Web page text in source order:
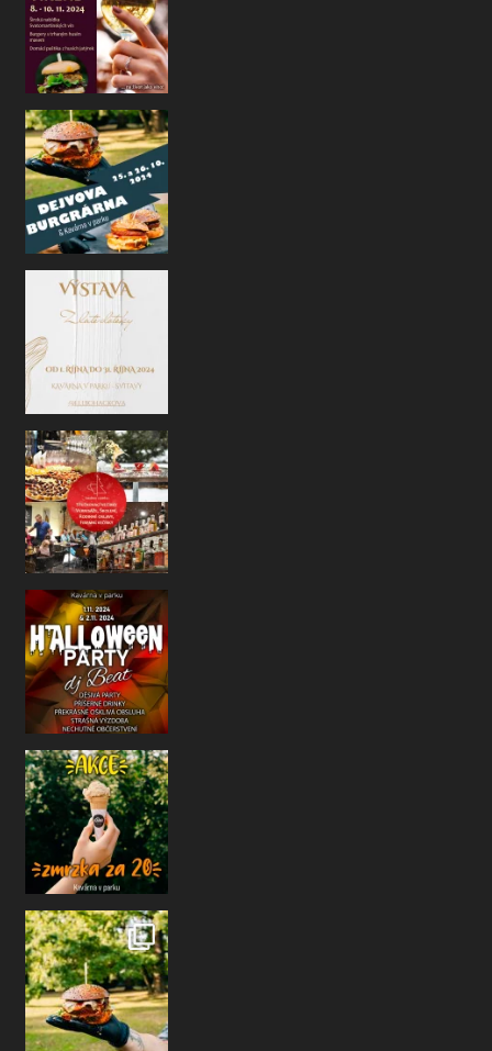
Na co se můžete na konci října opět těš
Ahoj naši kavárenští přátelé!
Už se to zase nezadržitelně blíží
Ha
Jelikož je už říjen a počasí nám taky m